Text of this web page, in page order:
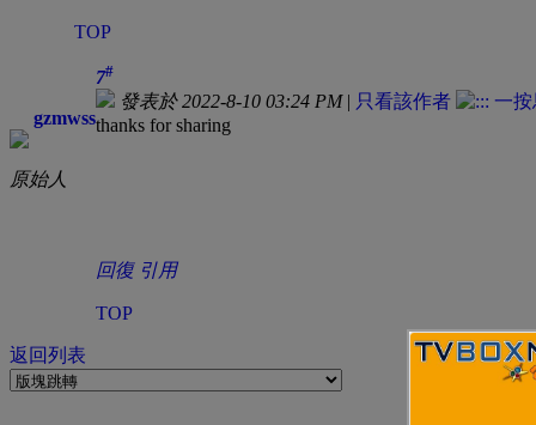
TOP
gzmwss
原始人
7#
發表於 2022-8-10 03:24 PM| 只看該作者
thanks for sharing
回復 引用
TOP
返回列表